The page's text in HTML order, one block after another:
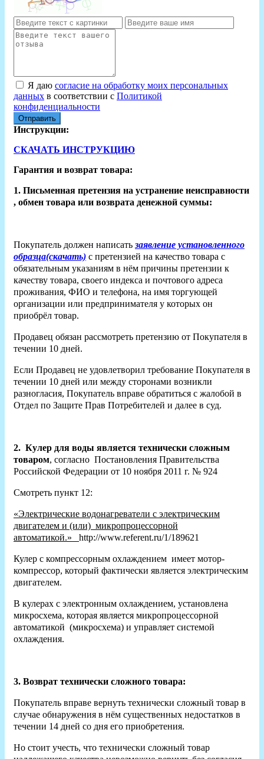
Я даю согласие на обработку моих персональных
данных в соответствии с Политикой
конфиденциальности
Отправить
Инструкции:
СКАЧАТЬ ИНСТРУКЦИЮ
Гарантия и возврат товара:
1. Письменная претензия на устранение неисправности
, обмен товара или возврата денежной суммы:
Покупатель должен написать заявление установленного
образца(скачать) с претензией на качество товара с
обязательным указаниям в нём причины претензии к
качеству товара, своего индекса и почтового адреса
проживания, ФИО и телефона, на имя торгующей
организации или предпринимателя у которых он
приобрёл товар.
Продавец обязан рассмотреть претензию от Покупателя в
течении 10 дней.
Если Продавец не удовлетворил требование Покупателя в
течении 10 дней или между сторонами возникли
разногласия, Покупатель вправе обратиться с жалобой в
Отдел по Защите Прав Потребителей и далее в суд.
2. Кулер для воды является технически сложным
товаром, согласно Постановления Правительства
Российской Федерации от 10 ноября 2011 г. № 924
Смотреть пункт 12:
«Электрические водонагреватели с электрическим
двигателем и (или) микропроцессорной
автоматикой.» http://www.referent.ru/1/189621
Кулер с компрессорным охлаждением имеет мотор-
компрессор, который фактически является электрическим
двигателем.
В кулерах с электронным охлаждением, установлена
микросхема, которая является микропроцессорной
автоматикой (микросхема) и управляет системой
охлаждения.
3. Возврат технически сложного товара:
Покупатель вправе вернуть технически сложный товар в
случае обнаружения в нём существенных недостатков в
течении 14 дней со дня его приобретения.
Но стоит учесть, что технически сложный товар